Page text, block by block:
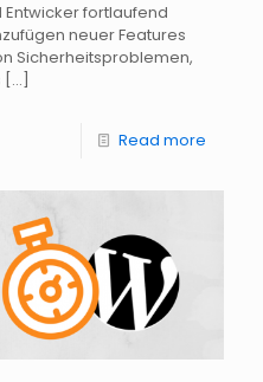
fortlaufend
neuer Features
Sicherheitsproblemen,
[…]
Read more